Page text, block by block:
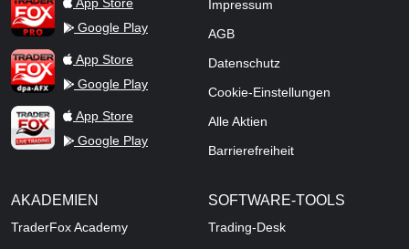
Google Play
TraderFox dpa-AFX ProFeed
App Store
Google Play
TraderFox Live Trading
App Store
Google Play
Impressum
AGB
Datenschutz
Cookie-Einstellungen
Alle Aktien
Barrierefreiheit
AKADEMIEN
TraderFox Academy
SOFTWARE-TOOLS
Trading-Desk